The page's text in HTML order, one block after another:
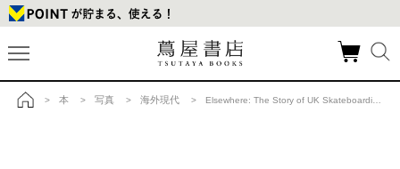
> 本 > 写真 > 海外現代 > Elsewhere: The Story of UK Skateboarding 1987-2002 イギリスにおけるスケートボードの歴史をまとめた1冊の商品詳細